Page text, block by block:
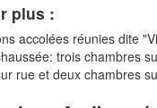
plus :
accolées réunies dite
trois chambres
rue et deux chambres